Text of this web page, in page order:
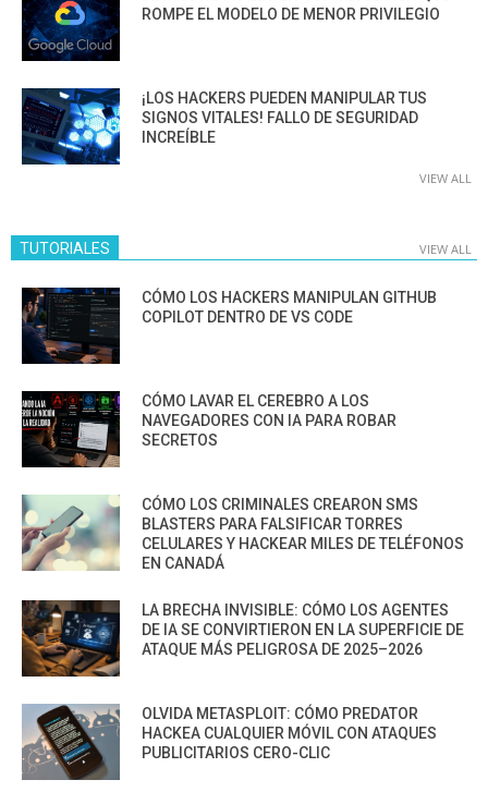
ROMPE EL MODELO DE MENOR PRIVILEGIO
¡LOS HACKERS PUEDEN MANIPULAR TUS
SIGNOS VITALES! FALLO DE SEGURIDAD
INCREÍBLE
VIEW ALL
TUTORIALES VIEW ALL
CÓMO LOS HACKERS MANIPULAN GITHUB
COPILOT DENTRO DE VS CODE
CÓMO LAVAR EL CEREBRO A LOS
NAVEGADORES CON IA PARA ROBAR
SECRETOS
CÓMO LOS CRIMINALES CREARON SMS
BLASTERS PARA FALSIFICAR TORRES
CELULARES Y HACKEAR MILES DE TELÉFONOS
EN CANADÁ
LA BRECHA INVISIBLE: CÓMO LOS AGENTES
DE IA SE CONVIRTIERON EN LA SUPERFICIE DE
ATAQUE MÁS PELIGROSA DE 2025–2026
OLVIDA METASPLOIT: CÓMO PREDATOR
HACKEA CUALQUIER MÓVIL CON ATAQUES
PUBLICITARIOS CERO-CLIC